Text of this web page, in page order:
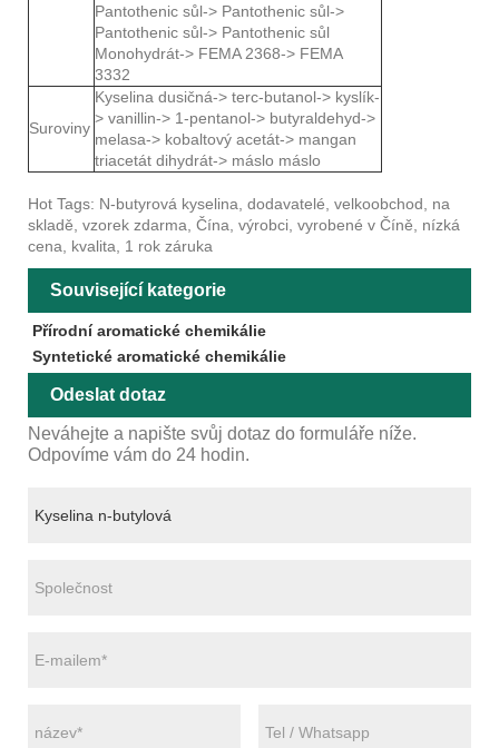
Pantothenic sůl-> Pantothenic sůl->
Pantothenic sůl-> Pantothenic sůl
Monohydrát-> FEMA 2368-> FEMA
3332
Suroviny
Kyselina dusičná-> terc-butanol-> kyslík-
> vanillin-> 1-pentanol-> butyraldehyd->
melasa-> kobaltový acetát-> mangan
triacetát dihydrát-> máslo máslo
Hot Tags: N-butyrová kyselina, dodavatelé, velkoobchod, na
skladě, vzorek zdarma, Čína, výrobci, vyrobené v Číně, nízká
cena, kvalita, 1 rok záruka
Související kategorie
Přírodní aromatické chemikálie
Syntetické aromatické chemikálie
Odeslat dotaz
Neváhejte a napište svůj dotaz do formuláře níže.
Odpovíme vám do 24 hodin.